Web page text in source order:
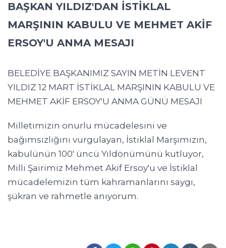
BAŞKAN YILDIZ'DAN İSTİKLAL
MARŞININ KABULU VE MEHMET AKİF
ERSOY'U ANMA MESAJI
BELEDİYE BAŞKANIMIZ SAYIN METİN LEVENT
YILDIZ 12 MART İSTİKLAL MARŞININ KABULU VE
MEHMET AKİF ERSOY'U ANMA GÜNÜ MESAJI
Milletimizin onurlu mücadelesini ve
bağımsızlığını vurgulayan, İstiklal Marşımızın,
kabulünün 100' üncü Yıldönümünü kutluyor,
Milli Şairimiz Mehmet Akif Ersoy'u ve İstiklal
mücadelemizin tüm kahramanlarını saygı,
şükran ve rahmetle anıyorum.